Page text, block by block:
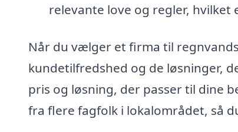
relevante love og regler,
Når du vælger et firma til
kundetilfredshed og de løsninger,
pris og løsning, der passer til dine
fra flere fagfolk i lokalområdet, så